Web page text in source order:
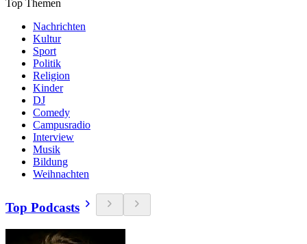
Top Themen
Nachrichten
Kultur
Sport
Politik
Religion
Kinder
DJ
Comedy
Campusradio
Interview
Musik
Bildung
Weihnachten
Top Podcasts